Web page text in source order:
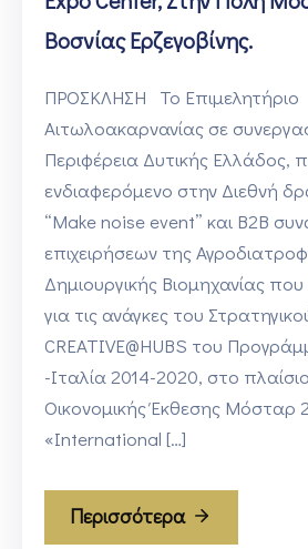
Βοσνίας Ερζεγοβίνης.
ΠΡΟΣΚΛΗΣΗ Το Επιμελητήριο
Αιτωλοακαρνανίας σε
Περιφέρεια Δυτικής Ελλάδος,
ενδιαφερόμενο στην Διεθνή
“Make noise event” και Β2Β
επιχειρήσεων της
Δημιουργικής Βιομηχανίας
για τις ανάγκες του
CREATIVE@HUBS του
-Ιταλία 2014-2020, στο
Οικονομικής Έκθεσης Μόσταρ
«International […]
Περισσότερα